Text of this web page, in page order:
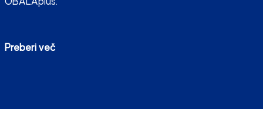
Preberi več